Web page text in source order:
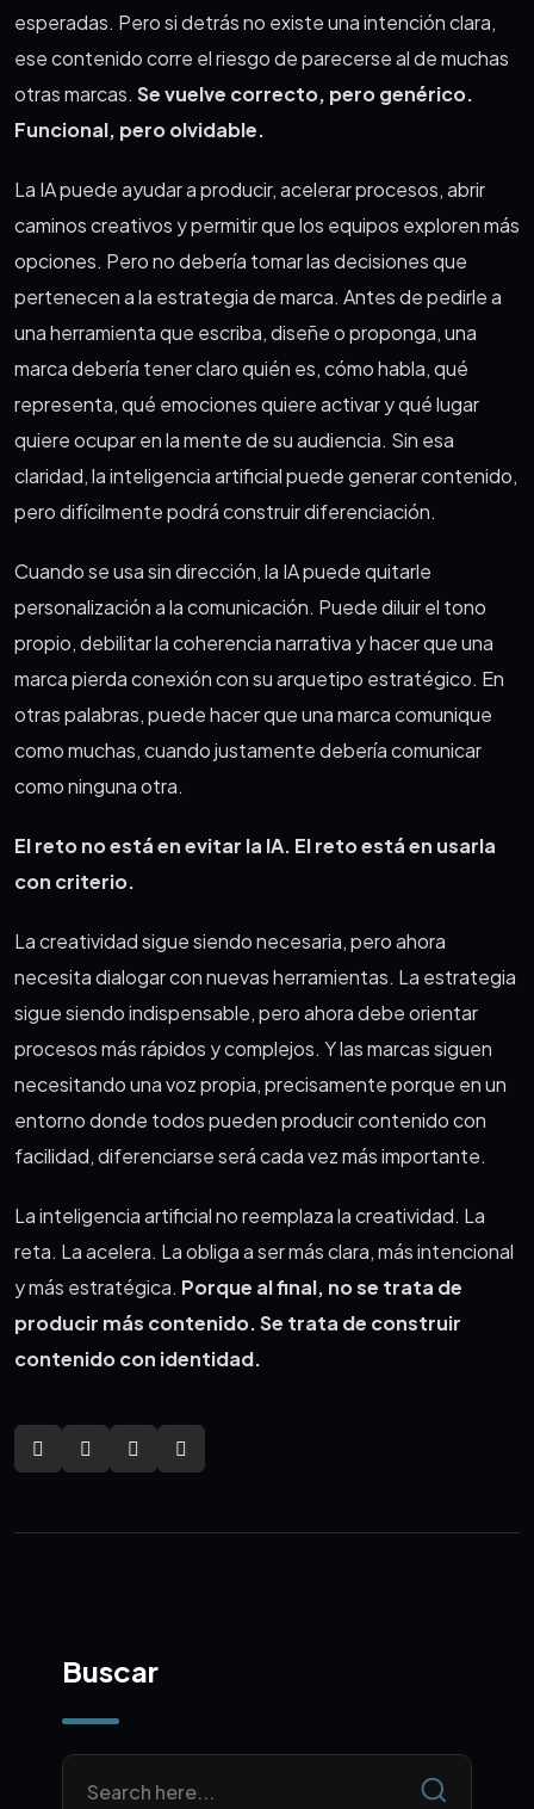
esperadas. Pero si detrás no existe una intención clara,
ese contenido corre el riesgo de parecerse al de muchas
otras marcas. Se vuelve correcto, pero genérico.
Funcional, pero olvidable.
La IA puede ayudar a producir, acelerar procesos, abrir
caminos creativos y permitir que los equipos exploren más
opciones. Pero no debería tomar las decisiones que
pertenecen a la estrategia de marca. Antes de pedirle a
una herramienta que escriba, diseñe o proponga, una
marca debería tener claro quién es, cómo habla, qué
representa, qué emociones quiere activar y qué lugar
quiere ocupar en la mente de su audiencia. Sin esa
claridad, la inteligencia artificial puede generar contenido,
pero difícilmente podrá construir diferenciación.
Cuando se usa sin dirección, la IA puede quitarle
personalización a la comunicación. Puede diluir el tono
propio, debilitar la coherencia narrativa y hacer que una
marca pierda conexión con su arquetipo estratégico. En
otras palabras, puede hacer que una marca comunique
como muchas, cuando justamente debería comunicar
como ninguna otra.
El reto no está en evitar la IA. El reto está en usarla
con criterio.
La creatividad sigue siendo necesaria, pero ahora
necesita dialogar con nuevas herramientas. La estrategia
sigue siendo indispensable, pero ahora debe orientar
procesos más rápidos y complejos. Y las marcas siguen
necesitando una voz propia, precisamente porque en un
entorno donde todos pueden producir contenido con
facilidad, diferenciarse será cada vez más importante.
La inteligencia artificial no reemplaza la creatividad. La
reta. La acelera. La obliga a ser más clara, más intencional
y más estratégica. Porque al final, no se trata de
producir más contenido. Se trata de construir
contenido con identidad.
Buscar